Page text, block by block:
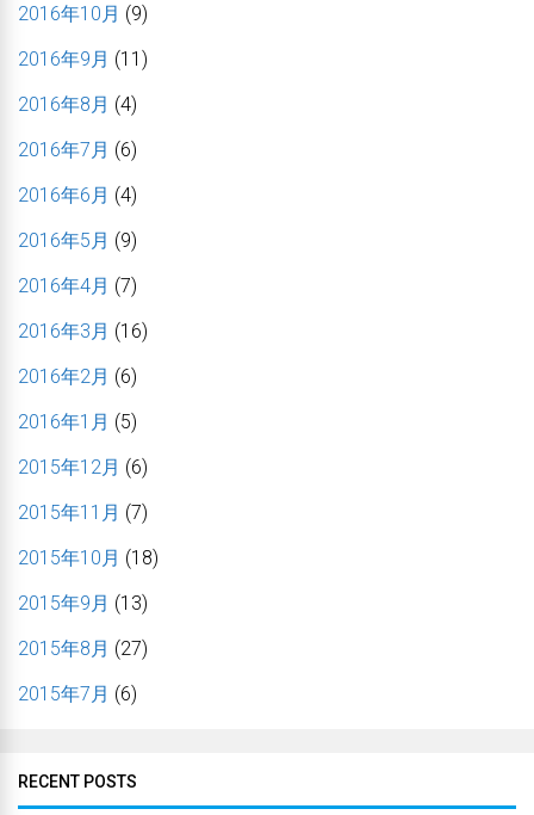
2016年10月 (9)
2016年9月 (11)
2016年8月 (4)
2016年7月 (6)
2016年6月 (4)
2016年5月 (9)
2016年4月 (7)
2016年3月 (16)
2016年2月 (6)
2016年1月 (5)
2015年12月 (6)
2015年11月 (7)
2015年10月 (18)
2015年9月 (13)
2015年8月 (27)
2015年7月 (6)
RECENT POSTS